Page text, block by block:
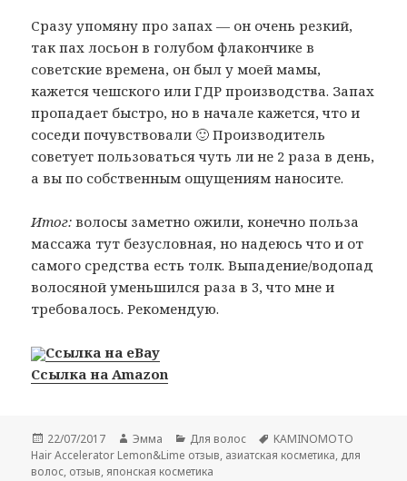
Сразу упомяну про запах — он очень резкий,
так пах лосьон в голубом флакончикe в
советские времена, он был у моей мамы,
кажется чешского или ГДР производства. Запах
пропадает быстро, но в начале кажется, что и
соседи почувствовали 🙂 Производитель
советует пользоваться чуть ли не 2 раза в день,
а вы по собственным ощущениям наносите.
Итог: волосы заметно ожили, конечно польза
массажа тут безусловная, но надеюсь что и от
самого средства есть толк. Выпадение/водопад
волосяной уменьшился раза в 3, что мне и
требовалось. Рекомендую.
Ссылка на eBay
Ссылка на Amazon
Опубликовано
22/07/2017 Автор
Эмма Рубрики
Для волос Метки
KAMINOMOTO
Hair Accelerator Lemon&Lime отзыв, азиатская косметика, для
волос, отзыв,японская косметика